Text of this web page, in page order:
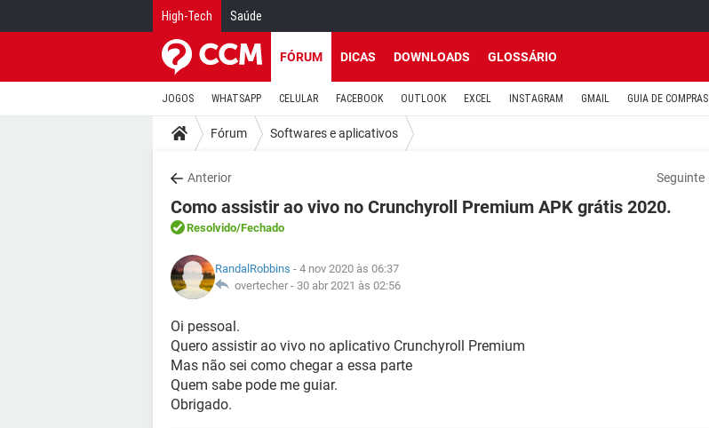
High-Tech Saúde
FÓRUM DICAS DOWNLOADS GLOSSÁRIO
JOGOS WHATSAPP CELULAR FACEBOOK OUTLOOK EXCEL INSTAGRAM GMAIL GUIA DE COMPRAS
Fórum Softwares e aplicativos
Anterior Seguinte
Como assistir ao vivo no Crunchyroll Premium APK grátis 2020.
Resolvido/Fechado
RandalRobbins - 4 nov 2020 às 06:37
overtecher - 30 abr 2021 às 02:56
Oi pessoal.
Quero assistir ao vivo no aplicativo Crunchyroll Premium
Mas não sei como chegar a essa parte
Quem sabe pode me guiar.
Obrigado.